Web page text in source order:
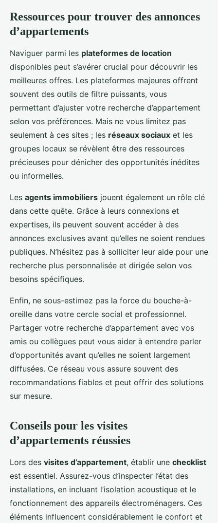
Ressources pour trouver des annonces
d’appartements
Naviguer parmi les plateformes de location
disponibles peut s’avérer crucial pour découvrir les
meilleures offres. Les plateformes majeures offrent
souvent des outils de filtre puissants, vous
permettant d’ajuster votre recherche d’appartement
selon vos préférences. Mais ne vous limitez pas
seulement à ces sites ; les réseaux sociaux et les
groupes locaux se révèlent être des ressources
précieuses pour dénicher des opportunités inédites
ou informelles.
Les agents immobiliers jouent également un rôle clé
dans cette quête. Grâce à leurs connexions et
expertises, ils peuvent souvent accéder à des
annonces exclusives avant qu’elles ne soient rendues
publiques. N’hésitez pas à solliciter leur aide pour une
recherche plus personnalisée et dirigée selon vos
besoins spécifiques.
Enfin, ne sous-estimez pas la force du bouche-à-
oreille dans votre cercle social et professionnel.
Partager votre recherche d’appartement avec vos
amis ou collègues peut vous aider à entendre parler
d’opportunités avant qu’elles ne soient largement
diffusées. Ce réseau vous assure souvent des
recommandations fiables et peut offrir des solutions
sur mesure.
Conseils pour les visites
d’appartements réussies
Lors des visites d’appartement, établir une checklist
est essentiel. Assurez-vous d’inspecter l’état des
installations, en incluant l’isolation acoustique et le
fonctionnement des appareils électroménagers. Ces
éléments influencent considérablement le confort et